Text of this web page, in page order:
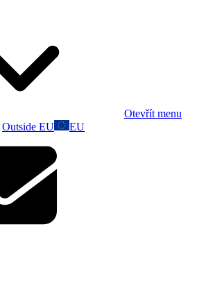
Otevřít menu
Outside EU EU